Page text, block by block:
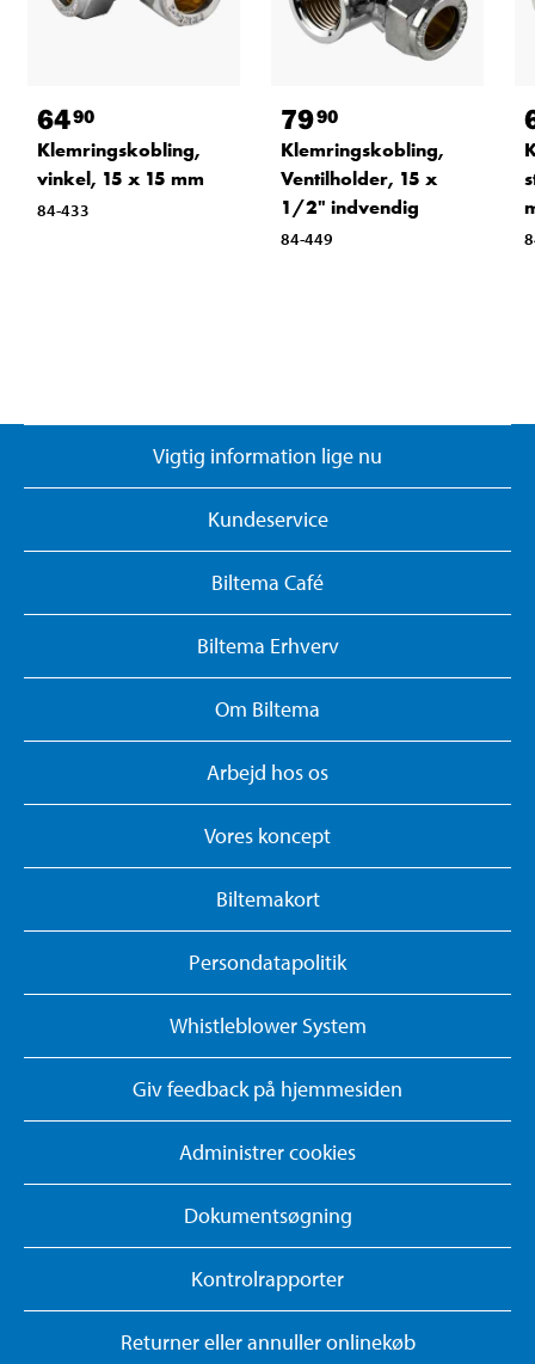
6490
Klemringskobling,
vinkel, 15 x 15 mm
84-433
7990
Klemringskobling,
Ventilholder, 15 x
1/2" indvendig
84-449
Vigtig information lige nu
Kundeservice
Biltema Café
Biltema Erhverv
Om Biltema
Arbejd hos os
Vores koncept
Biltemakort
Persondatapolitik
Whistleblower System
Giv feedback på hjemmesiden
Administrer cookies
Dokumentsøgning
Kontrolrapporter
Returner eller annuller onlinekøb